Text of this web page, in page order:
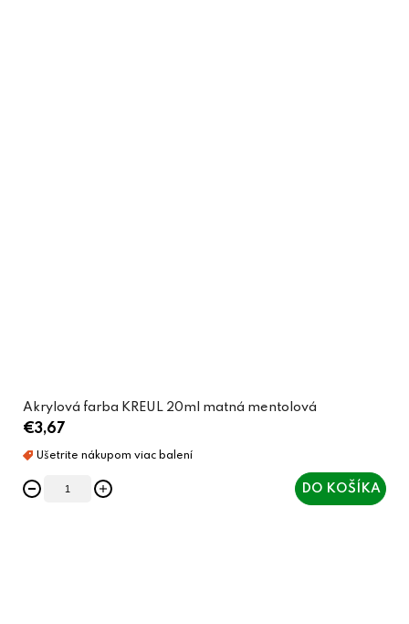
Akrylová farba KREUL 20ml matná mentolová
€3,67
DO KOŠÍKA